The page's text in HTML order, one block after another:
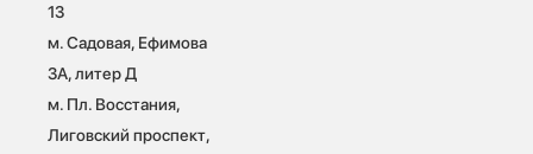
13
м. Садовая, Ефимова
3А, литер Д
м. Пл. Восстания,
Лиговский проспект,